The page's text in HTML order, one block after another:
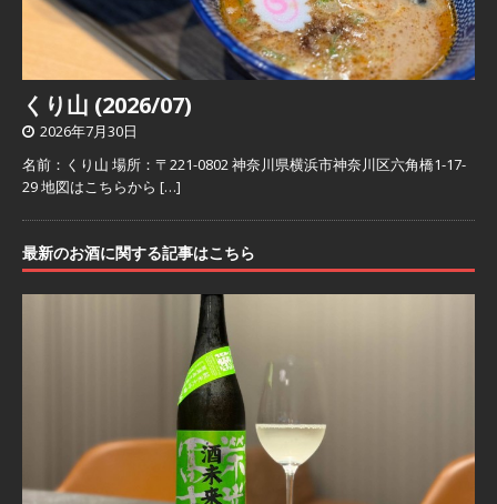
くり山 (2026/07)
2026年7月30日
名前：くり山 場所：〒221-0802 神奈川県横浜市神奈川区六角橋1-17-
29 地図はこちらから […]
最新のお酒に関する記事はこちら